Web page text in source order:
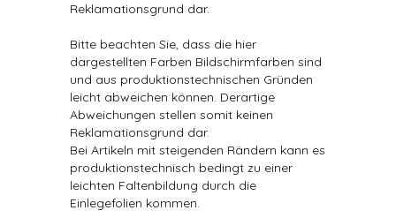
Reklamationsgrund dar.
Bitte beachten Sie, dass die hier
dargestellten Farben Bildschirmfarben sind
und aus produktionstechnischen Gründen
leicht abweichen können. Derartige
Abweichungen stellen somit keinen
Reklamationsgrund dar.
Bei Artikeln mit steigenden Rändern kann es
produktionstechnisch bedingt zu einer
leichten Faltenbildung durch die
Einlegefolien kommen.